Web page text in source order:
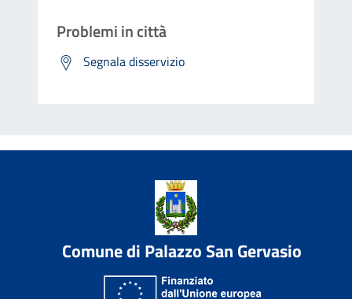
Problemi in città
Segnala disservizio
Comune di Palazzo San Gervasio